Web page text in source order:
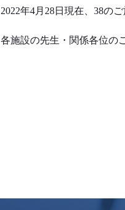
2022年4月28日現在、 38のご
各施設の先生・関係各位の